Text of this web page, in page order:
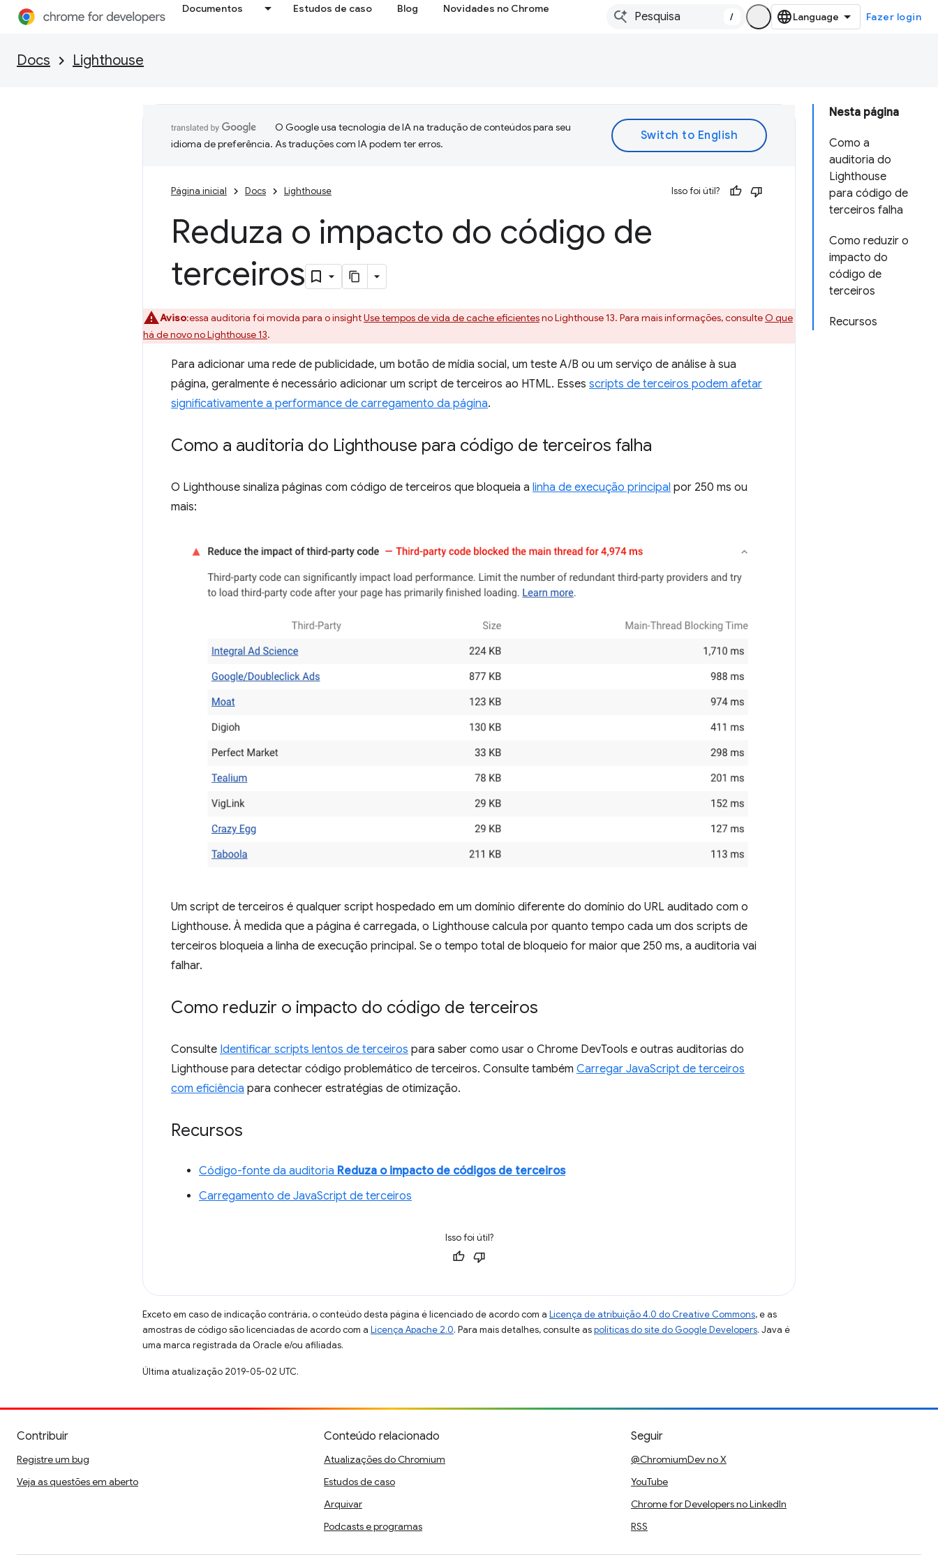
Documentos Estudos de caso Blog Novidades no Chrome
/ Fazer login
Docs Lighthouse
Nesta página
Como a
auditoria do
Lighthouse
para código de
terceiros falha
Como reduzir o
impacto do
código de
terceiros
Recursos
O Google usa tecnologia de IA na tradução de conteúdos para seu
idioma de preferência. As traduções com IA podem ter erros.
Página inicial Docs Lighthouse Isso foi útil?
Reduza o impacto do código de
terceiros
Aviso:essa auditoria foi movida para o insightUse tempos de vida de cache eficientesno Lighthouse 13. Para mais informações, consulteO que
há de novo no Lighthouse 13.
Para adicionar uma rede de publicidade, um botão de mídia social, um teste A/B ou um serviço de análise à sua
página, geralmente é necessário adicionar um script de terceiros ao HTML. Esses scripts de terceiros podem afetar
significativamente a performance de carregamento da página.
Como a auditoria do Lighthouse para código de terceiros falha
O Lighthouse sinaliza páginas com código de terceiros que bloqueia a linha de execução principal por 250 ms ou
mais:
Um script de terceiros é qualquer script hospedado em um domínio diferente do domínio do URL auditado com o
Lighthouse. À medida que a página é carregada, o Lighthouse calcula por quanto tempo cada um dos scripts de
terceiros bloqueia a linha de execução principal. Se o tempo total de bloqueio for maior que 250 ms, a auditoria vai
falhar.
Como reduzir o impacto do código de terceiros
Consulte Identificar scripts lentos de terceiros para saber como usar o Chrome DevTools e outras auditorias do
Lighthouse para detectar código problemático de terceiros. Consulte também Carregar JavaScript de terceiros
com eficiência para conhecer estratégias de otimização.
Recursos
Código-fonte da auditoria Reduza o impacto de códigos de terceiros
Carregamento de JavaScript de terceiros
Isso foi útil?
Exceto em caso de indicação contrária, o conteúdo desta página é licenciado de acordo com a Licença de atribuição 4.0 do Creative Commons, e as
amostras de código são licenciadas de acordo com a Licença Apache 2.0. Para mais detalhes, consulte aspolíticas do site do Google Developers. Java é
uma marca registrada da Oracle e/ou afiliadas.
Última atualização 2019-05-02 UTC.
Contribuir
Registre um bug
Veja as questões em aberto
Conteúdo relacionado
Atualizações do Chromium
Estudos de caso
Arquivar
Podcasts e programas
Seguir
@ChromiumDev no X
YouTube
Chrome for Developers no LinkedIn
RSS